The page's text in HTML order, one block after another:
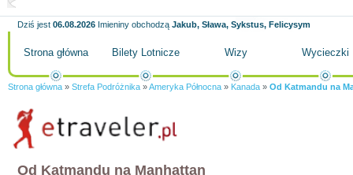
Dziś jest 06.08.2026 Imieniny obchodzą Jakub, Sława, Sykstus, Felicysym
Strona główna Bilety Lotnicze Wizy Wycieczki
Strona główna » Strefa Podróżnika »Ameryka Północna » Kanada » Od Katmandu na
Od Katmandu na Manhattan